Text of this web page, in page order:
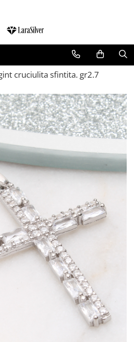
COPII
BARBATI
cruciulita sfintita. gr2.7